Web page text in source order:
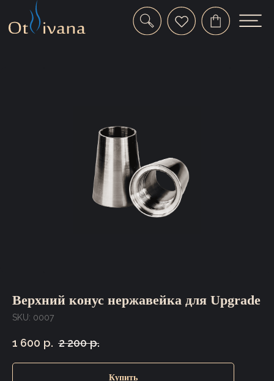
Верхний конус нержавейка для Upgrade
SKU: 0007
1 600 р. 2 200 р.
Купить